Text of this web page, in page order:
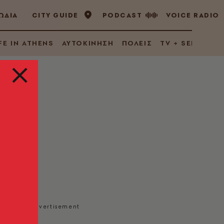
CITY GUIDE PODCAST VOICE RADIO
IN ATHENS ΑΥΤΟΚΙΝΗΣΗ ΠΟΛΕΙΣ TV + SERIES